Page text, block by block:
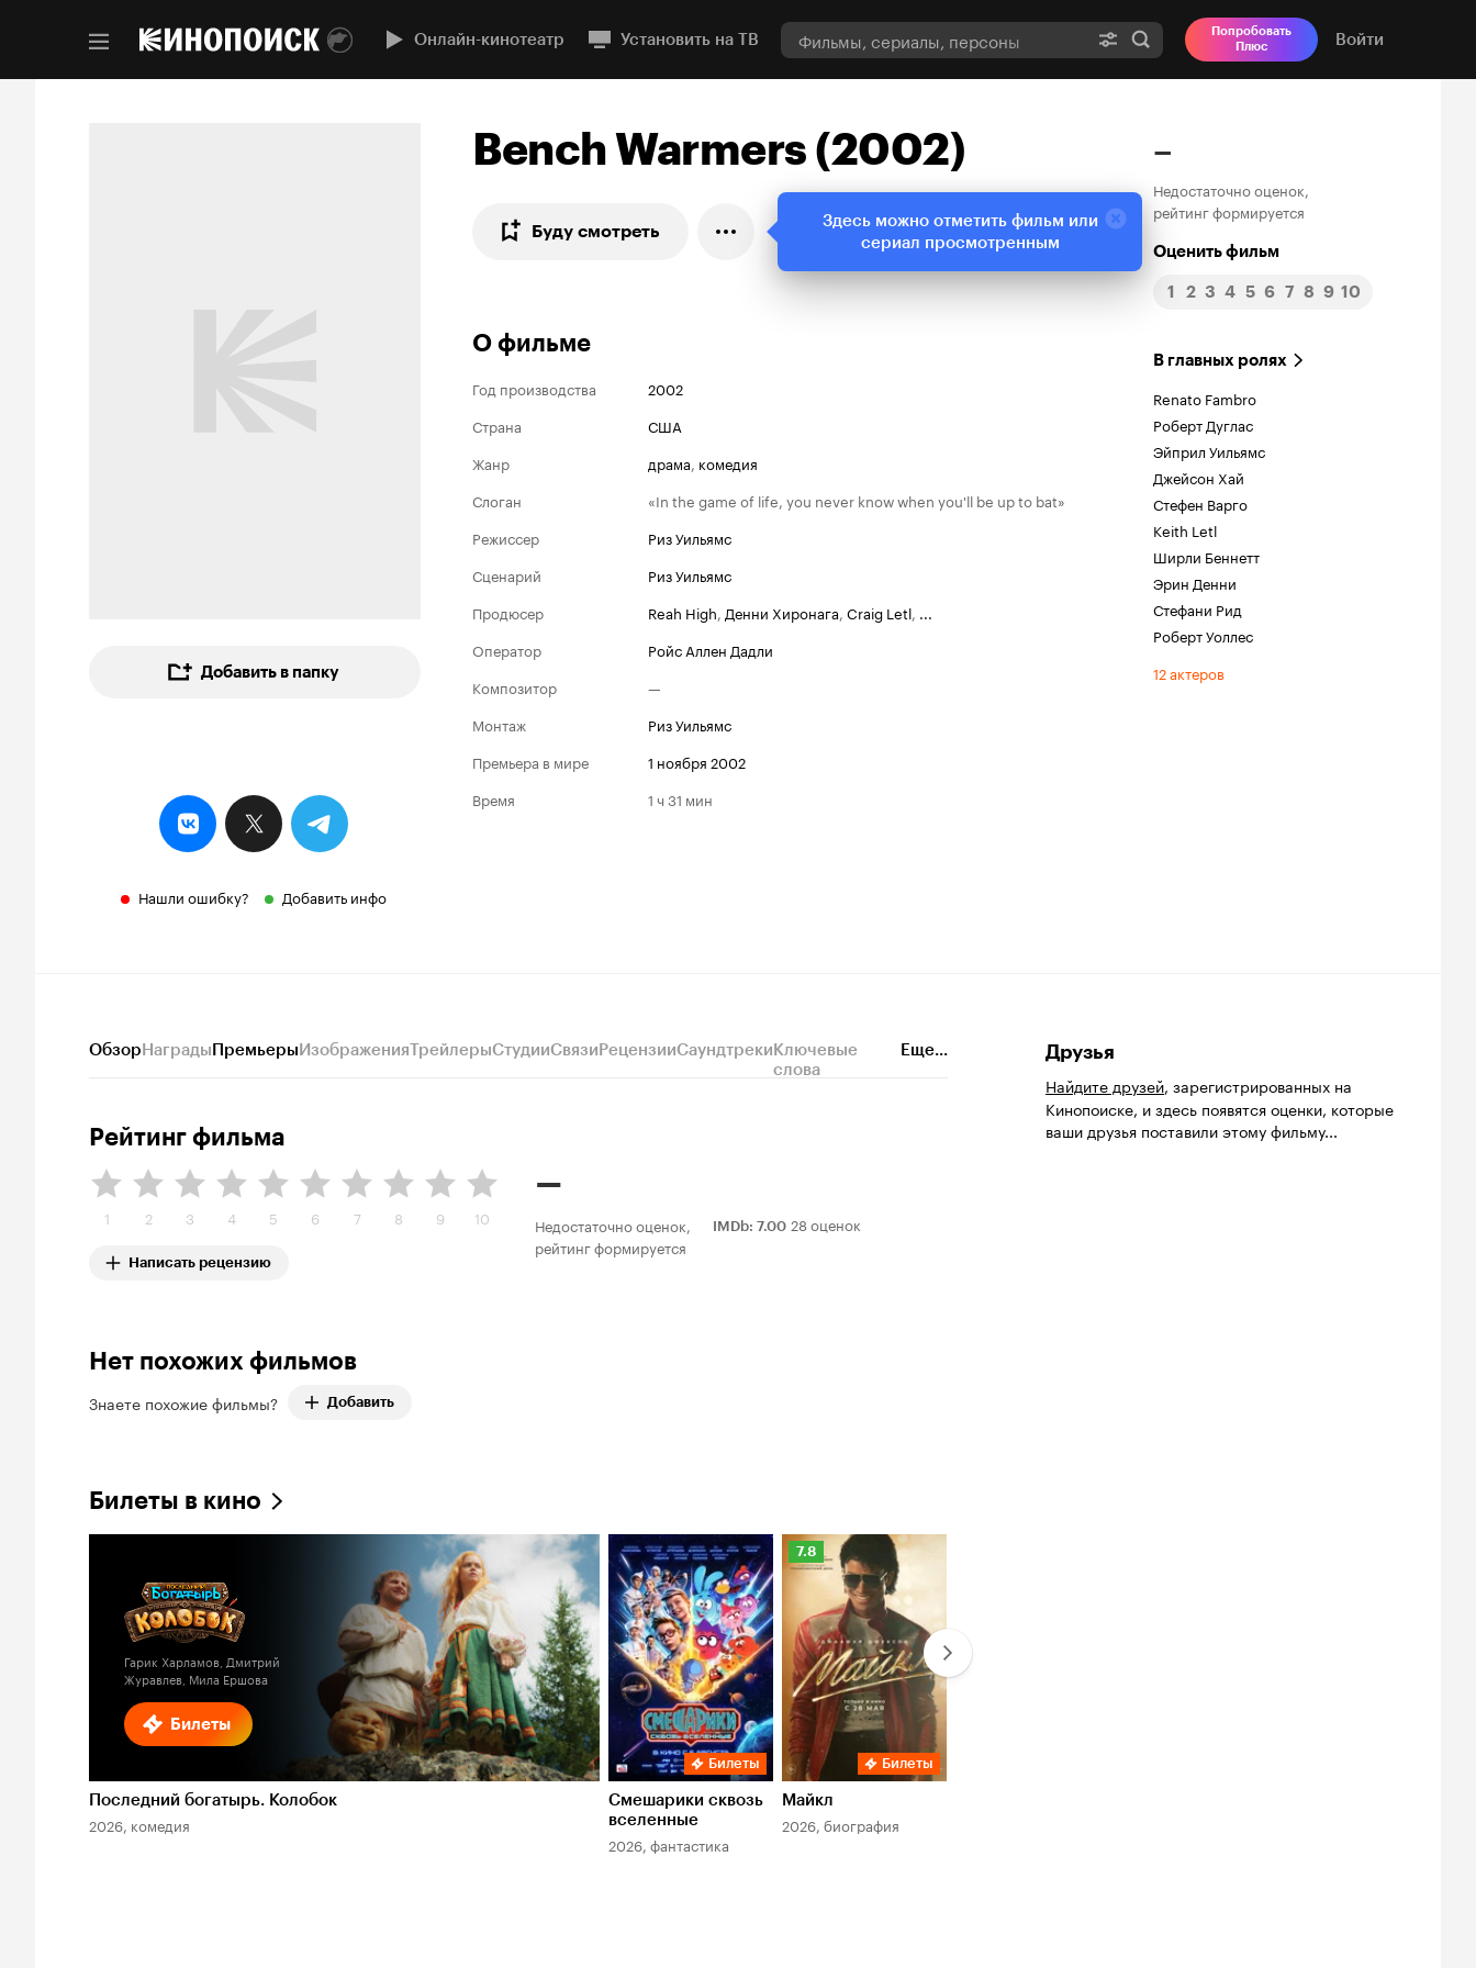
Онлайн-кинотеатр Установить на ТВ
Попробовать
Плюс
Войти
Добавить в папку
Нашли ошибку? Добавить инфо
Bench Warmers (2002)
Буду смотреть
–
Недостаточно оценок,
рейтинг формируется
Оценить фильм
1 2 3 4 5 6 7 8 9 10
О фильме
Год производства
2002
Страна
США
Жанр
драма, комедия
Слоган
«In the game of life, you never know when you'll be up to bat»
Режиссер
Риз Уильямс
Сценарий
Риз Уильямс
Продюсер
Reah High, Денни Хиронага, Craig Letl, ...
Оператор
Ройс Аллен Дадли
Композитор
—
Монтаж
Риз Уильямс
Премьера в мире
1 ноября 2002
Время
1 ч 31 мин
В главных ролях
Renato Fambro
Роберт Дуглас
Эйприл Уильямс
Джейсон Хай
Стефен Варго
Keith Letl
Ширли Беннетт
Эрин Денни
Стефани Рид
Роберт Уоллес
12 актеров
ОбзорНаградыПремьерыИзображенияТрейлерыСтудииСвязиРецензииСаундтрекиКлючевые
слова
Еще...
Рейтинг фильма
1 2 3 4 5 6 7 8 9 10
Написать рецензию
–
Недостаточно оценок,
рейтинг формируется
IMDb: 7.00 28 оценок
Нет похожих фильмов
Знаете похожие фильмы? Добавить
Билеты в кино
Билеты
Гарик Харламов, Дмитрий
Журавлев, Мила Ершова
Последний богатырь. Колобок
2026, комедия
Билеты
Смешарики сквозь
вселенные
2026, фантастика
Рейтинг
Кинопоиска
7.8
Билеты
Майкл
2026, биография
Друзья
Найдите друзей, зарегистрированных на
Кинопоиске, и здесь появятся оценки, которые
ваши друзья поставили этому фильму...
Здесь можно отметить фильм или
сериал просмотренным